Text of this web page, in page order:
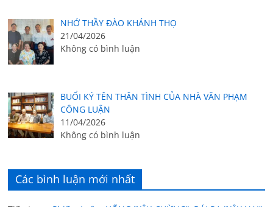
NHỚ THẦY ĐÀO KHÁNH THỌ
21/04/2026
Không có bình luận
BUỔI KÝ TÊN THÂN TÌNH CỦA NHÀ VĂN PHẠM
CÔNG LUẬN
11/04/2026
Không có bình luận
Các bình luận mới nhất